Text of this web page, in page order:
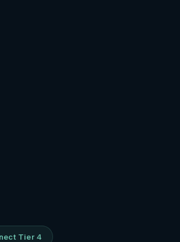
Tier 4